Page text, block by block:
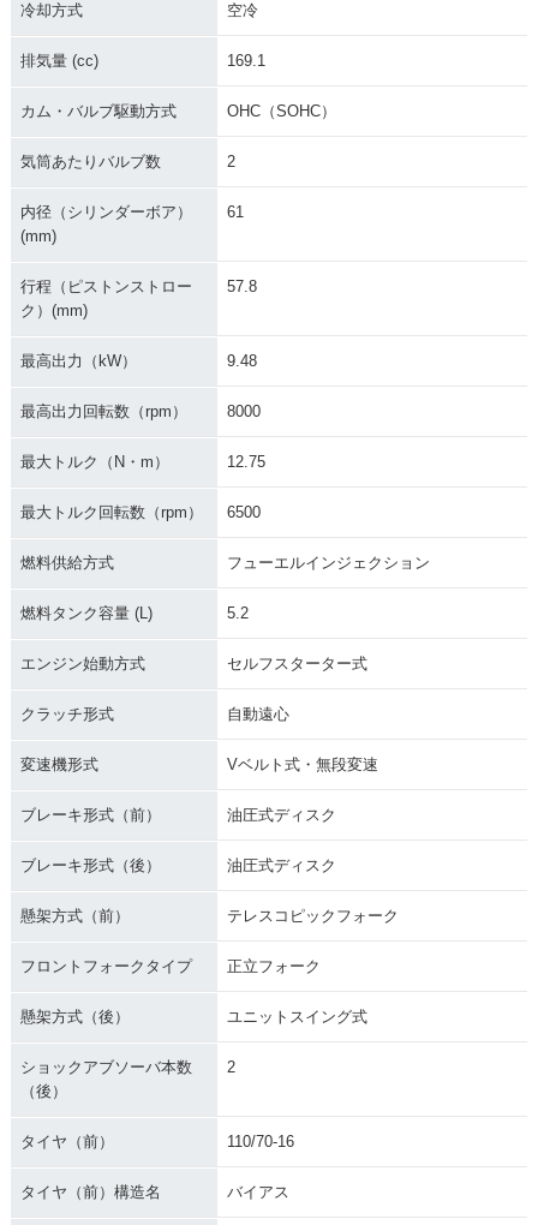
冷却方式 空冷
排気量 (cc) 169.1
カム・バルブ駆動方式 OHC（SOHC）
気筒あたりバルブ数 2
内径（シリンダーボア）
(mm)
61
行程（ピストンストロー
ク）(mm)
57.8
最高出力（kW） 9.48
最高出力回転数（rpm） 8000
最大トルク（N・m） 12.75
最大トルク回転数（rpm） 6500
燃料供給方式 フューエルインジェクション
燃料タンク容量 (L) 5.2
エンジン始動方式 セルフスターター式
クラッチ形式 自動遠心
変速機形式 Vベルト式・無段変速
ブレーキ形式（前） 油圧式ディスク
ブレーキ形式（後） 油圧式ディスク
懸架方式（前） テレスコピックフォーク
フロントフォークタイプ 正立フォーク
懸架方式（後） ユニットスイング式
ショックアブソーバ本数
（後）
2
タイヤ（前） 110/70-16
タイヤ（前）構造名 バイアス